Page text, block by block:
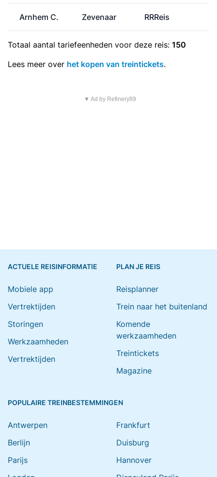
Arnhem C. Zevenaar RRReis
Totaal aantal tariefeenheden voor deze reis: 150
Lees meer over het kopen van treintickets.
▼ Ad by Refinery89
ACTUELE REISINFORMATIE
Mobiele app
Vertrektijden
Storingen
Werkzaamheden
Vertrektijden
PLAN JE REIS
Reisplanner
Trein naar het buitenland
Komende
werkzaamheden
Treintickets
Magazine
POPULAIRE TREINBESTEMMINGEN
Antwerpen
Berlijn
Parijs
Frankfurt
Duisburg
Hannover